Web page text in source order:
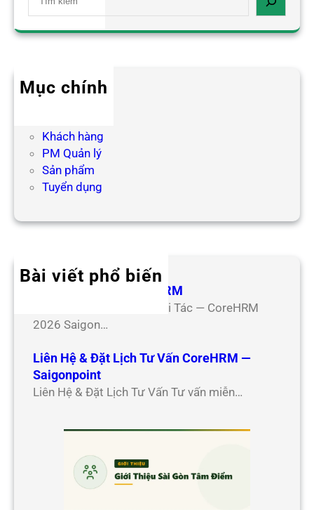
a
h
Mục chính
Khách hàng
PM Quản lý
Sản phẩm
Tuyển dụng
Bài viết phổ biến
Hợp Tác Đối Tác CoreHRM
Chương Trình Hợp Tác Đối Tác — CoreHRM
2026 Saigon…
Liên Hệ & Đặt Lịch Tư Vấn CoreHRM —
Saigonpoint
Liên Hệ & Đặt Lịch Tư Vấn Tư vấn miễn…